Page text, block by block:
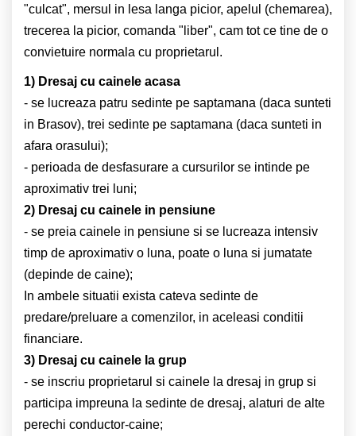
"culcat", mersul in lesa langa picior, apelul (chemarea),
trecerea la picior, comanda "liber", cam tot ce tine de o
convietuire normala cu proprietarul.
1) Dresaj cu cainele acasa
- se lucreaza patru sedinte pe saptamana (daca sunteti
in Brasov), trei sedinte pe saptamana (daca sunteti in
afara orasului);
- perioada de desfasurare a cursurilor se intinde pe
aproximativ trei luni;
2) Dresaj cu cainele in pensiune
- se preia cainele in pensiune si se lucreaza intensiv
timp de aproximativ o luna, poate o luna si jumatate
(depinde de caine);
In ambele situatii exista cateva sedinte de
predare/preluare a comenzilor, in aceleasi conditii
financiare.
3) Dresaj cu cainele la grup
- se inscriu proprietarul si cainele la dresaj in grup si
participa impreuna la sedinte de dresaj, alaturi de alte
perechi conductor-caine;